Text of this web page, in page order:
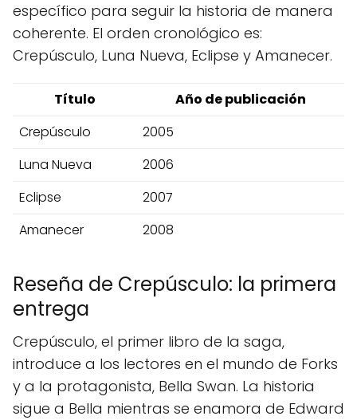
específico para seguir la historia de manera
coherente. El orden cronológico es:
Crepúsculo, Luna Nueva, Eclipse y Amanecer.
Título
Año de publicación
Crepúsculo
2005
Luna Nueva
2006
Eclipse
2007
Amanecer
2008
Reseña de Crepúsculo: la primera
entrega
Crepúsculo, el primer libro de la saga,
introduce a los lectores en el mundo de Forks
y a la protagonista, Bella Swan. La historia
sigue a Bella mientras se enamora de Edward